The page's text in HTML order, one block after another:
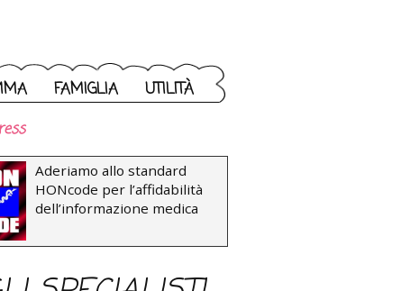
FAMIGLIA UTILITÀ
Aderiamo allo standard
HONcode per l’affidabilità
dell’informazione medica